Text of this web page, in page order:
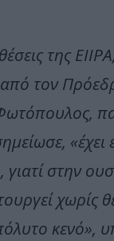
της
τον
«έχει
γιατί στην
χωρίς
κενό»,